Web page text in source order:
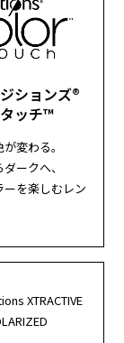
ションズ®
ッチ™
変わる。
ークへ、
ーを楽しむレン